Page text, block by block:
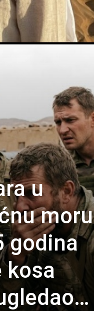
u
moru
godina
kosa